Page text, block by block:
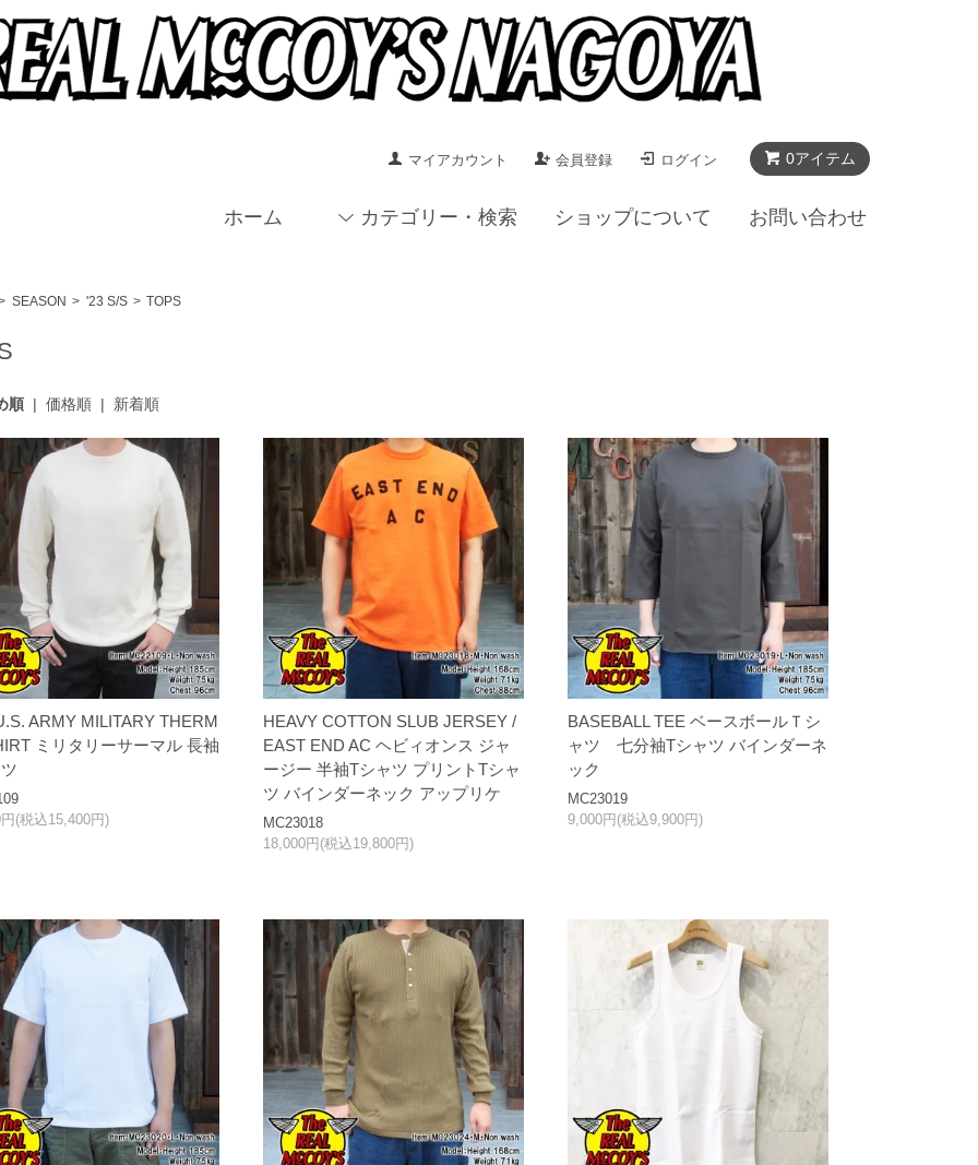
0アイテム
マイアカウント 会員登録 ログイン
ホーム カテゴリー・検索 ショップについて お問い合わせ
SEASON > '23 S/S > TOPS
順| 価格順| 新着順
ARMY MILITARY THERM
ミリタリーサーマル 長袖
(税込15,400円)
HEAVY COTTON SLUB JERSEY /
EAST END AC ヘビィオンス ジャ
ージー 半袖Tシャツ プリントTシャ
ツ バインダーネック アップリケ
MC23018
18,000円(税込19,800円)
BASEBALL TEE ベースボールＴシ
ャツ 七分袖Tシャツ バインダーネ
ック
MC23019
9,000円(税込9,900円)